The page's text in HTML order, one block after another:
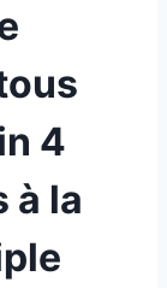
4
à la